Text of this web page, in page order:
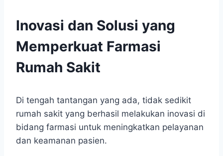
Inovasi dan Solusi yang
Memperkuat Farmasi
Rumah Sakit
Di tengah tantangan yang ada, tidak sedikit
rumah sakit yang berhasil melakukan inovasi di
bidang farmasi untuk meningkatkan pelayanan
dan keamanan pasien.